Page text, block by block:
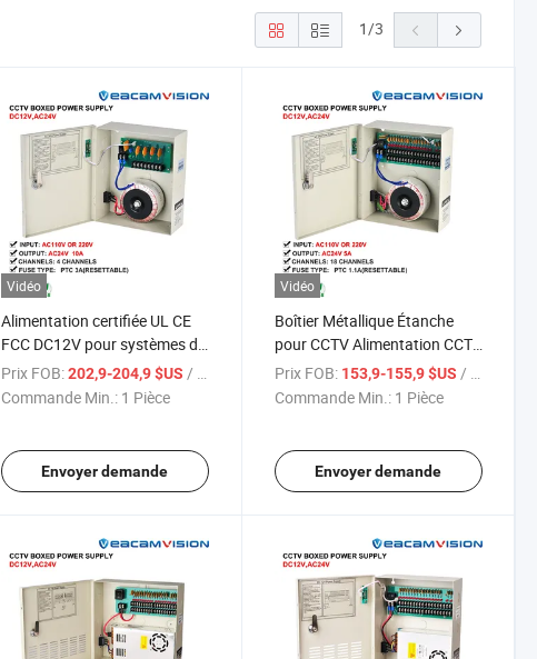
1/3
Vidéo
Alimentation certifiée UL CE
FCC DC12V pour systèmes de
caméras de sécurité Caméra
de surveillance CCTV
Prix FOB: 202,9-204,9 $US / Pièce
Commande Min.: 1 Pièce
Envoyer demande
Vidéo
Boîtier Métallique Étanche
pour CCTV Alimentation CCTV
- DC12V 5A-30A pour
Utilisation Extérieure Caméra
Prix FOB: 153,9-155,9 $US / Pièce
Commande Min.: 1 Pièce
Envoyer demande